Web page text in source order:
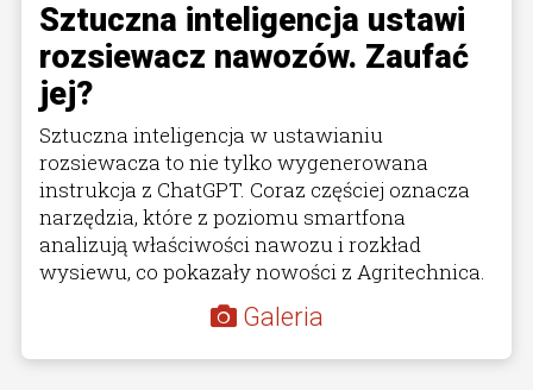
Sztuczna inteligencja ustawi
rozsiewacz nawozów. Zaufać
jej?
Sztuczna inteligencja w ustawianiu
rozsiewacza to nie tylko wygenerowana
instrukcja z ChatGPT. Coraz częściej oznacza
narzędzia, które z poziomu smartfona
analizują właściwości nawozu i rozkład
wysiewu, co pokazały nowości z Agritechnica.
Galeria